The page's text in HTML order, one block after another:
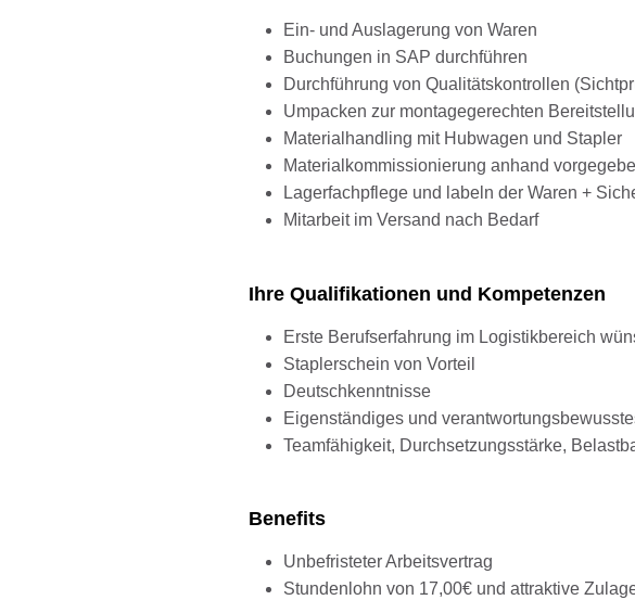
Ein- und Auslagerung von Waren
Buchungen in SAP durchführen
Durchführung von Qualitätskontrollen
Umpacken zur montagegerechten
Materialhandling mit Hubwagen und Stapler
Materialkommissionierung anhand
Lagerfachpflege und labeln der Waren +
Mitarbeit im Versand nach Bedarf
Ihre Qualifikationen und Kompetenzen
Erste Berufserfahrung im Logistikbereich
Staplerschein von Vorteil
Deutschkenntnisse
Eigenständiges und
Teamfähigkeit, Durchsetzungsstärke,
Benefits
Unbefristeter Arbeitsvertrag
Stundenlohn von 17,00€ und attraktive